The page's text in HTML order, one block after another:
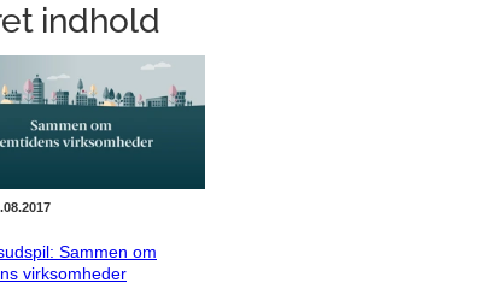
indhold
Sammen om
virksomheder